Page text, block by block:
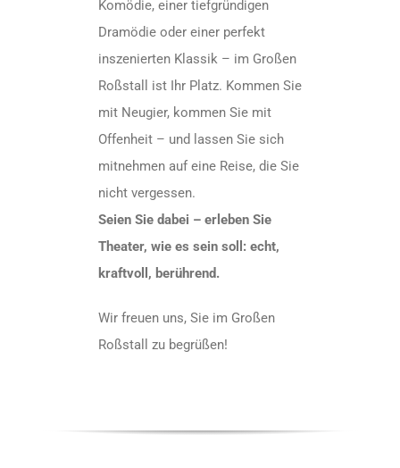
Komödie, einer tiefgründigen
Dramödie oder einer perfekt
inszenierten Klassik – im Großen
Roßstall ist Ihr Platz. Kommen Sie
mit Neugier, kommen Sie mit
Offenheit – und lassen Sie sich
mitnehmen auf eine Reise, die Sie
nicht vergessen.
Seien Sie dabei – erleben Sie
Theater, wie es sein soll: echt,
kraftvoll, berührend.
Wir freuen uns, Sie im Großen
Roßstall zu begrüßen!